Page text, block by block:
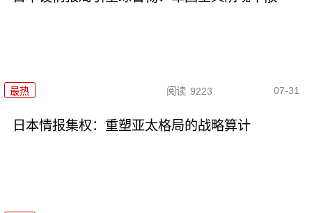
最热 阅读 9223 07-31
日本情报集权：重塑亚太格局的战略算计